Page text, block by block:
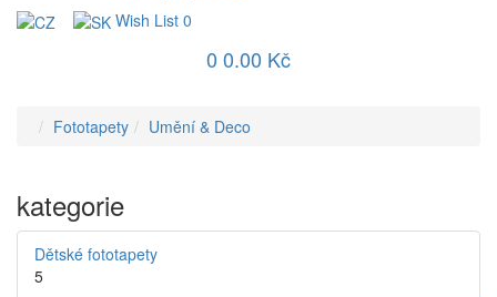
Wish List 0
0 0.00 Kč
Fototapety Umění & Deco
kategorie
Dětské fototapety
5